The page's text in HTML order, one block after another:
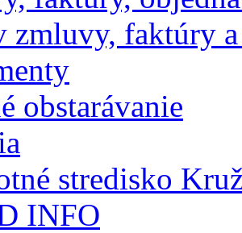
zmluvy, faktúry
obstarávanie
stredisko
INFO